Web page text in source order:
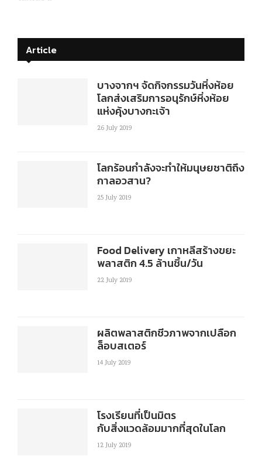
Article
บางจากฯ จัดกิจกรรมวันหิ่งห้อย
โลกส่งเสริมการอนุรักษ์หิ่งห้อย
แห่งคุ้งบางกะเจ้า
26 July 2019
โลกร้อนกำลังจะทำให้มนุษยชาติถึง
กาลอวสาน?
25 July 2019
Food Delivery เกาหลีสร้างขยะ
พลาสติก 4.5 ล้านชิ้น/วัน
22 July 2019
ผลิตพลาสติกชีวภาพจากเปลือก
ล็อบสเตอร์
14 July 2019
โรงเรียนที่เป็นมิตร
กับสิ่งแวดล้อมมากที่สุดในโลก
12 July 2019